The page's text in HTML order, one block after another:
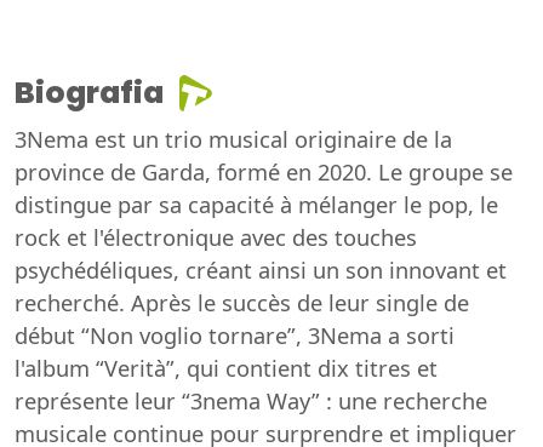
Biografia
3Nema est un trio musical originaire de la
province de Garda, formé en 2020. Le groupe se
distingue par sa capacité à mélanger le pop, le
rock et l'électronique avec des touches
psychédéliques, créant ainsi un son innovant et
recherché. Après le succès de leur single de
début “Non voglio tornare”, 3Nema a sorti
l'album “Verità”, qui contient dix titres et
représente leur “3nema Way” : une recherche
musicale continue pour surprendre et impliquer